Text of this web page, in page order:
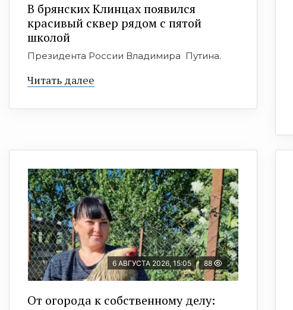
В брянских Клинцах появился
красивый сквер рядом с пятой
школой
Президента России Владимира Путина.
Читать далее
6 АВГУСТА 2026, 15:05 88
От огорода к собственному делу: